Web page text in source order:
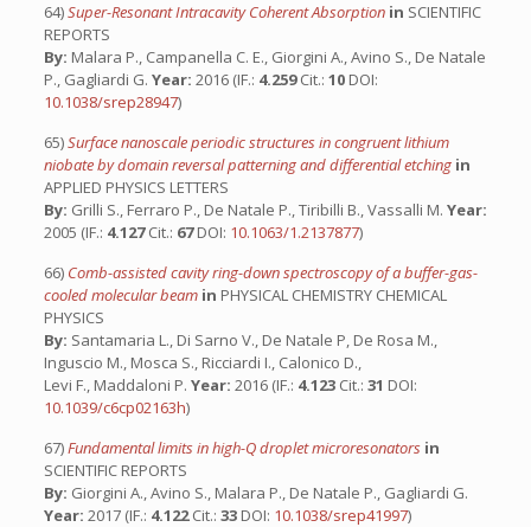
64)Super-Resonant Intracavity Coherent Absorption in SCIENTIFIC
REPORTS
By: Malara P., Campanella C. E., Giorgini A., Avino S., De Natale
P., Gagliardi G. Year: 2016 (IF.: 4.259Cit.: 10 DOI:
10.1038/srep28947)
65)Surface nanoscale periodic structures in congruent lithium
niobate by domain reversal patterning and differential etching in
APPLIED PHYSICS LETTERS
By: Grilli S., Ferraro P., De Natale P., Tiribilli B., Vassalli M. Year:
2005 (IF.: 4.127Cit.: 67DOI: 10.1063/1.2137877)
66) Comb-assisted cavity ring-down spectroscopy of a buffer-gas-
cooled molecular beam in PHYSICAL CHEMISTRY CHEMICAL
PHYSICS
By: Santamaria L., Di Sarno V., De Natale P, De Rosa M.,
Inguscio M., Mosca S., Ricciardi I., Calonico D.,
Levi F., Maddaloni P. Year: 2016 (IF.: 4.123 Cit.: 31 DOI:
10.1039/c6cp02163h)
67)Fundamental limits in high-Q droplet microresonators in
SCIENTIFIC REPORTS
By: Giorgini A., Avino S., Malara P., De Natale P., Gagliardi G.
Year: 2017 (IF.: 4.122Cit.: 33 DOI: 10.1038/srep41997)